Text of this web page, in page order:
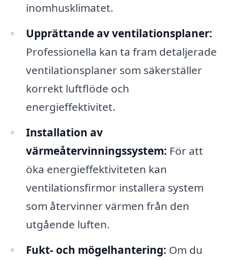
inomhusklimatet.
Upprättande av ventilationsplaner:
Professionella kan ta fram detaljerade
ventilationsplaner som säkerställer
korrekt luftflöde och
energieffektivitet.
Installation av
värmeåtervinningssystem: För att
öka energieffektiviteten kan
ventilationsfirmor installera system
som återvinner värmen från den
utgående luften.
Fukt- och mögelhantering: Om du